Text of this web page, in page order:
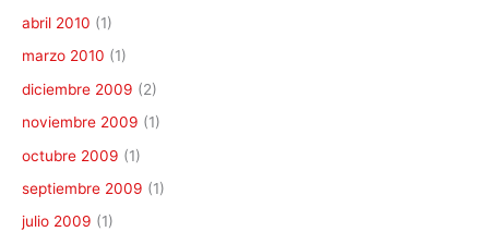
abril 2010 (1)
marzo 2010 (1)
diciembre 2009 (2)
noviembre 2009 (1)
octubre 2009 (1)
septiembre 2009 (1)
julio 2009 (1)